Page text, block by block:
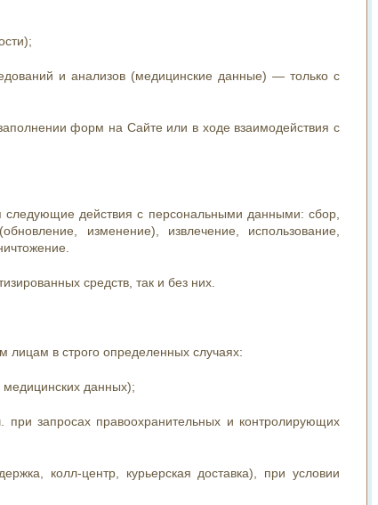
и анализов (медицинские данные) — только с
форм на Сайте или в ходе взаимодействия с
следующие действия с персональными данными: сбор,
изменение), извлечение, использование,
средств, так и без них.
лицам в строго определенных случаях:
медицинских данных);
при запросах правоохранительных и контролирующих
колл‑центр, курьерская доставка), при условии